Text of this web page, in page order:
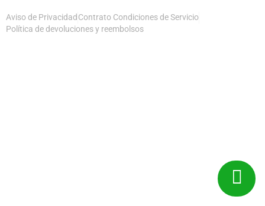
Aviso de Privacidad Contrato Condiciones de Servicio
Política de devoluciones y reembolsos